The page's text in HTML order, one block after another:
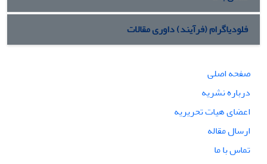
فلودیاگرام (فرآیند) داوری مقالات
صفحه اصلی
درباره نشریه
اعضای هیات تحریریه
ارسال مقاله
تماس با ما